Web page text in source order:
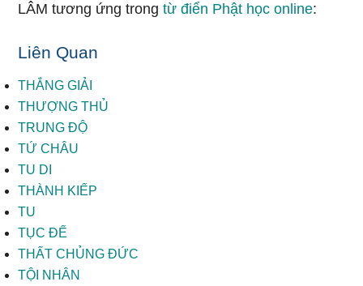
LÂM tương ứng trongtừ điển Phật học online:
Liên Quan
THẮNG GIẢI
THƯỢNG THỦ
TRUNG ĐỘ
TỨ CHÂU
TU DI
THÀNH KIẾP
TU
TỤC ĐẾ
THẤT CHỦNG ĐỨC
TỘI NHÂN